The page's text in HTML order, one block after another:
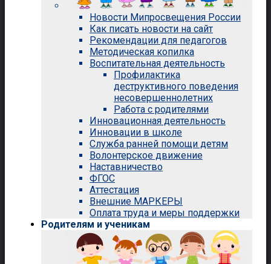
Новости Мипросвещения России
Как писать новости на сайт
Рекомендации для педагогов
Методическая копилка
Воспитательная деятельность
Профилактика
деструктивного поведения
несовершеннолетних
Работа с родителями
Инновационная деятельность
Инновации в школе
Служба ранней помощи детям
Волонтерское движение
Наставничество
ФГОС
Аттестация
Внешние МАРКЕРЫ
Оплата труда и меры поддержки
Родителям и ученикам